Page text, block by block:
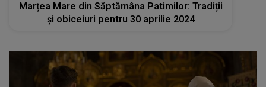
Marțea Mare din Săptămâna Patimilor: Tradiții
și obiceiuri pentru 30 aprilie 2024